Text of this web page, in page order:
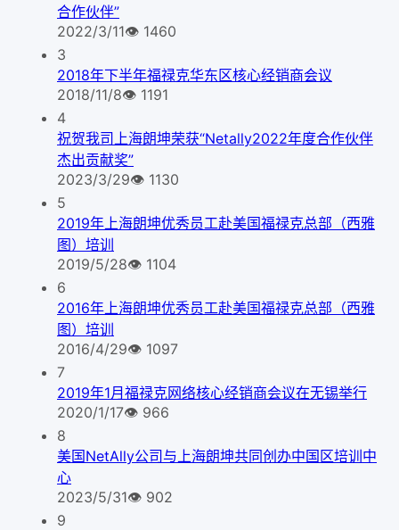
合作伙伴”
2022/3/11👁 1460
3
2018年下半年福禄克华东区核心经销商会议
2018/11/8👁 1191
4
祝贺我司上海朗坤荣获“Netally2022年度合作伙伴
杰出贡献奖”
2023/3/29👁 1130
5
2019年上海朗坤优秀员工赴美国福禄克总部（西雅
图）培训
2019/5/28👁 1104
6
2016年上海朗坤优秀员工赴美国福禄克总部（西雅
图）培训
2016/4/29👁 1097
7
2019年1月福禄克网络核心经销商会议在无锡举行
2020/1/17👁 966
8
美国NetAlly公司与上海朗坤共同创办中国区培训中
心
2023/5/31👁 902
9